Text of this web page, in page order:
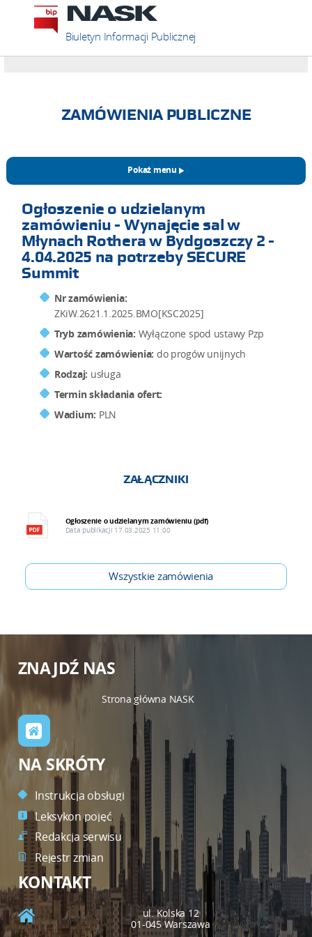
Biuletyn Informacji Publicznej
ZAMÓWIENIA PUBLICZNE
Pokaż menu
Ogłoszenie o udzielanym
zamówieniu - Wynajęcie sal w
Młynach Rothera w Bydgoszczy 2 -
4.04.2025 na potrzeby SECURE
Summit
Nr zamówienia:
ZKiW.2621.1.2025.BMO[KSC2025]
Tryb zamówienia: Wyłączone spod ustawy Pzp
Wartość zamówienia: do progów unijnych
Rodzaj: usługa
Termin składania ofert:
Wadium: PLN
ZAŁĄCZNIKI
Ogłoszenie o udzielanym zamówieniu (pdf)
Data publikacji 17.03.2025 11:00
Wszystkie zamówienia
ZNAJDŹ NAS
Strona główna NASK
NA SKRÓTY
Instrukcja obsługi
Leksykon pojęć
Redakcja serwisu
Rejestr zmian
KONTAKT
ul. Kolska 12
01-045 Warszawa